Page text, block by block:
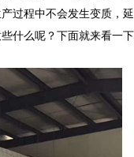
过程中不会发生变质，延
什么呢？下面就来看一下